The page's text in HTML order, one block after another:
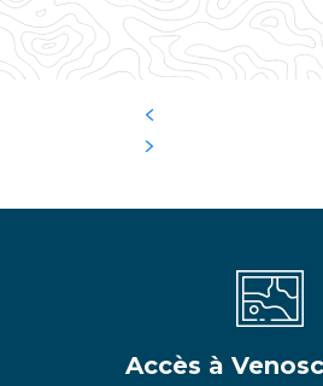
Accès à